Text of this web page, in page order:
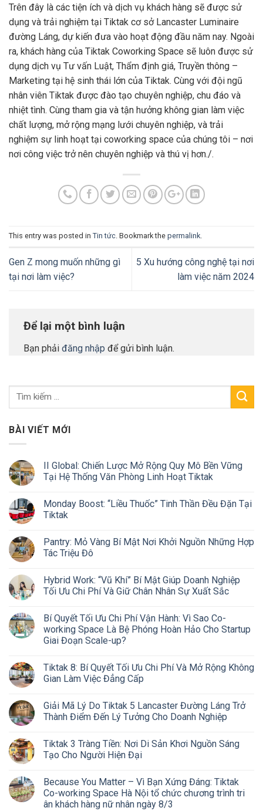
Trên đây là các tiện ích và dịch vụ khách hàng sẽ được sử
dụng và trải nghiệm tại Tiktak cơ sở Lancaster Luminaire
đường Láng, dự kiến đưa vào hoạt động đầu năm nay. Ngoài
ra, khách hàng của Tiktak Coworking Space sẽ luôn được sử
dụng dịch vụ Tư vấn Luật, Thẩm định giá, Truyền thông –
Marketing tại hệ sinh thái lớn của Tiktak. Cùng với đội ngũ
nhân viên Tiktak được đào tạo chuyên nghiệp, chu đáo và
nhiệt tình. Cùng tham gia và tận hưởng không gian làm việc
chất lượng, mở rộng mạng lưới chuyên nghiệp, và trải
nghiệm sự linh hoạt tại coworking space của chúng tôi – nơi
nơi công việc trở nên chuyên nghiệp và thú vị hơn./.
This entry was posted in Tin tức. Bookmark the permalink.
Gen Z mong muốn những gì
tại nơi làm việc?
5 Xu hướng công nghệ tại nơi
làm việc năm 2024
Để lại một bình luận
Bạn phải đăng nhập để gửi bình luận.
BÀI VIẾT MỚI
II Global: Chiến Lược Mở Rộng Quy Mô Bền Vững
Tại Hệ Thống Văn Phòng Linh Hoạt Tiktak
Monday Boost: “Liều Thuốc” Tinh Thần Đều Đặn Tại
Tiktak
Pantry: Mỏ Vàng Bí Mật Nơi Khởi Nguồn Những Hợp
Tác Triệu Đô
Hybrid Work: “Vũ Khí” Bí Mật Giúp Doanh Nghiệp
Tối Ưu Chi Phí Và Giữ Chân Nhân Sự Xuất Sắc
Bí Quyết Tối Ưu Chi Phí Vận Hành: Vì Sao Co-
working Space Là Bệ Phóng Hoàn Hảo Cho Startup
Giai Đoạn Scale-up?
Tiktak 8: Bí Quyết Tối Ưu Chi Phí Và Mở Rộng Không
Gian Làm Việc Đẳng Cấp
Giải Mã Lý Do Tiktak 5 Lancaster Đường Láng Trở
Thành Điểm Đến Lý Tưởng Cho Doanh Nghiệp
Tiktak 3 Tràng Tiền: Nơi Di Sản Khơi Nguồn Sáng
Tạo Cho Người Hiện Đại
Because You Matter – Vì Bạn Xứng Đáng: Tiktak
Co-working Space Hà Nội tổ chức chương trình tri
ân khách hàng nữ nhân ngày 8/3